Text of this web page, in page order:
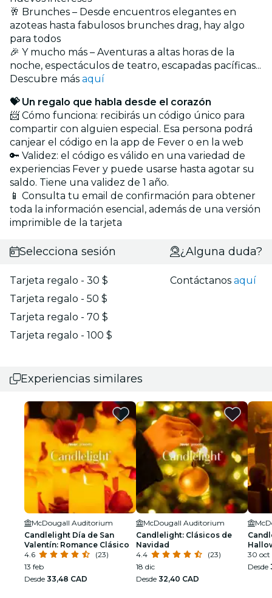
🥂 Brunches – Desde encuentros elegantes en
azoteas hasta fabulosos brunches drag, hay algo
para todos
🎉 Y mucho más – Aventuras a altas horas de la
noche, espectáculos de teatro, escapadas pacíficas...
Descubre más aquí
💝 Un regalo que habla desde el corazón
📨 Cómo funciona: recibirás un código único para
compartir con alguien especial. Esa persona podrá
canjear el código en la app de Fever o en la web
🔑 Validez: el código es válido en una variedad de
experiencias Fever y puede usarse hasta agotar su
saldo. Tiene una validez de 1 año.
📱 Consulta tu email de confirmación para obtener
toda la información esencial, además de una versión
imprimible de la tarjeta
Selecciona sesión
Tarjeta regalo - 30 $
Tarjeta regalo - 50 $
Tarjeta regalo - 70 $
Tarjeta regalo - 100 $
¿Alguna duda?
Contáctanosaquí
Experiencias similares
McDougall Auditorium
Candlelight Día de San
Valentín: Romance Clásico
4.6
(23)
13 feb
Desde 33,48 CAD
McDougall Auditorium
Candlelight: Clásicos de
Navidad
4.4
(23)
18 dic
Desde 32,40 CAD
30 oct
Desde